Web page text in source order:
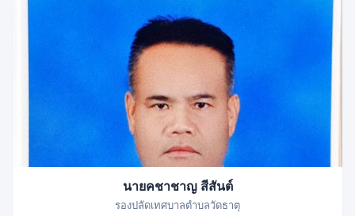
นายคชาชาญ สีสันต์
รองปลัดเทศบาลตำบลวัดธาตุ